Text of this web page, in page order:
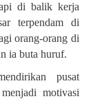
di balik kerja
terpendam di
orang-orang di
ia buta huruf.
pusat
motivasi